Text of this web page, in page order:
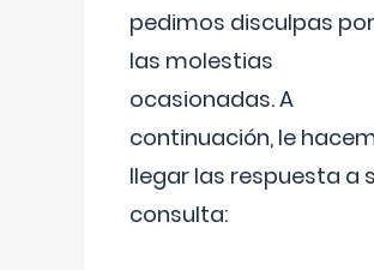
pedimos disculpas por
las molestias
ocasionadas. A
continuación, le
llegar las respuesta a
consulta: